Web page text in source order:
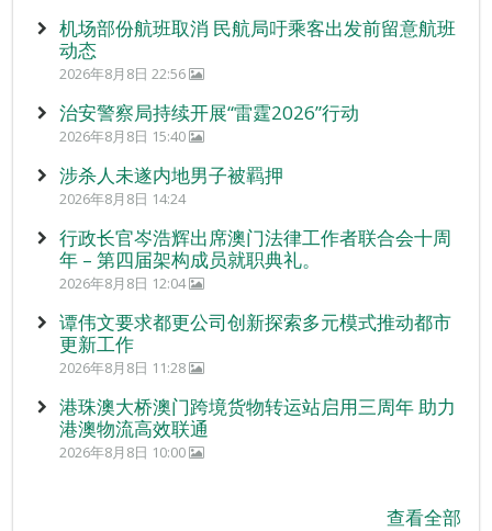
机场部份航班取消 民航局吁乘客出发前留意航班
动态
2026年8月8日 22:56
治安警察局持续开展“雷霆2026”行动
2026年8月8日 15:40
涉杀人未遂内地男子被羁押
2026年8月8日 14:24
行政长官岑浩辉出席澳门法律工作者联合会十周
年 – 第四届架构成员就职典礼。
2026年8月8日 12:04
谭伟文要求都更公司创新探索多元模式推动都市
更新工作
2026年8月8日 11:28
港珠澳大桥澳门跨境货物转运站启用三周年 助力
港澳物流高效联通
2026年8月8日 10:00
查看全部